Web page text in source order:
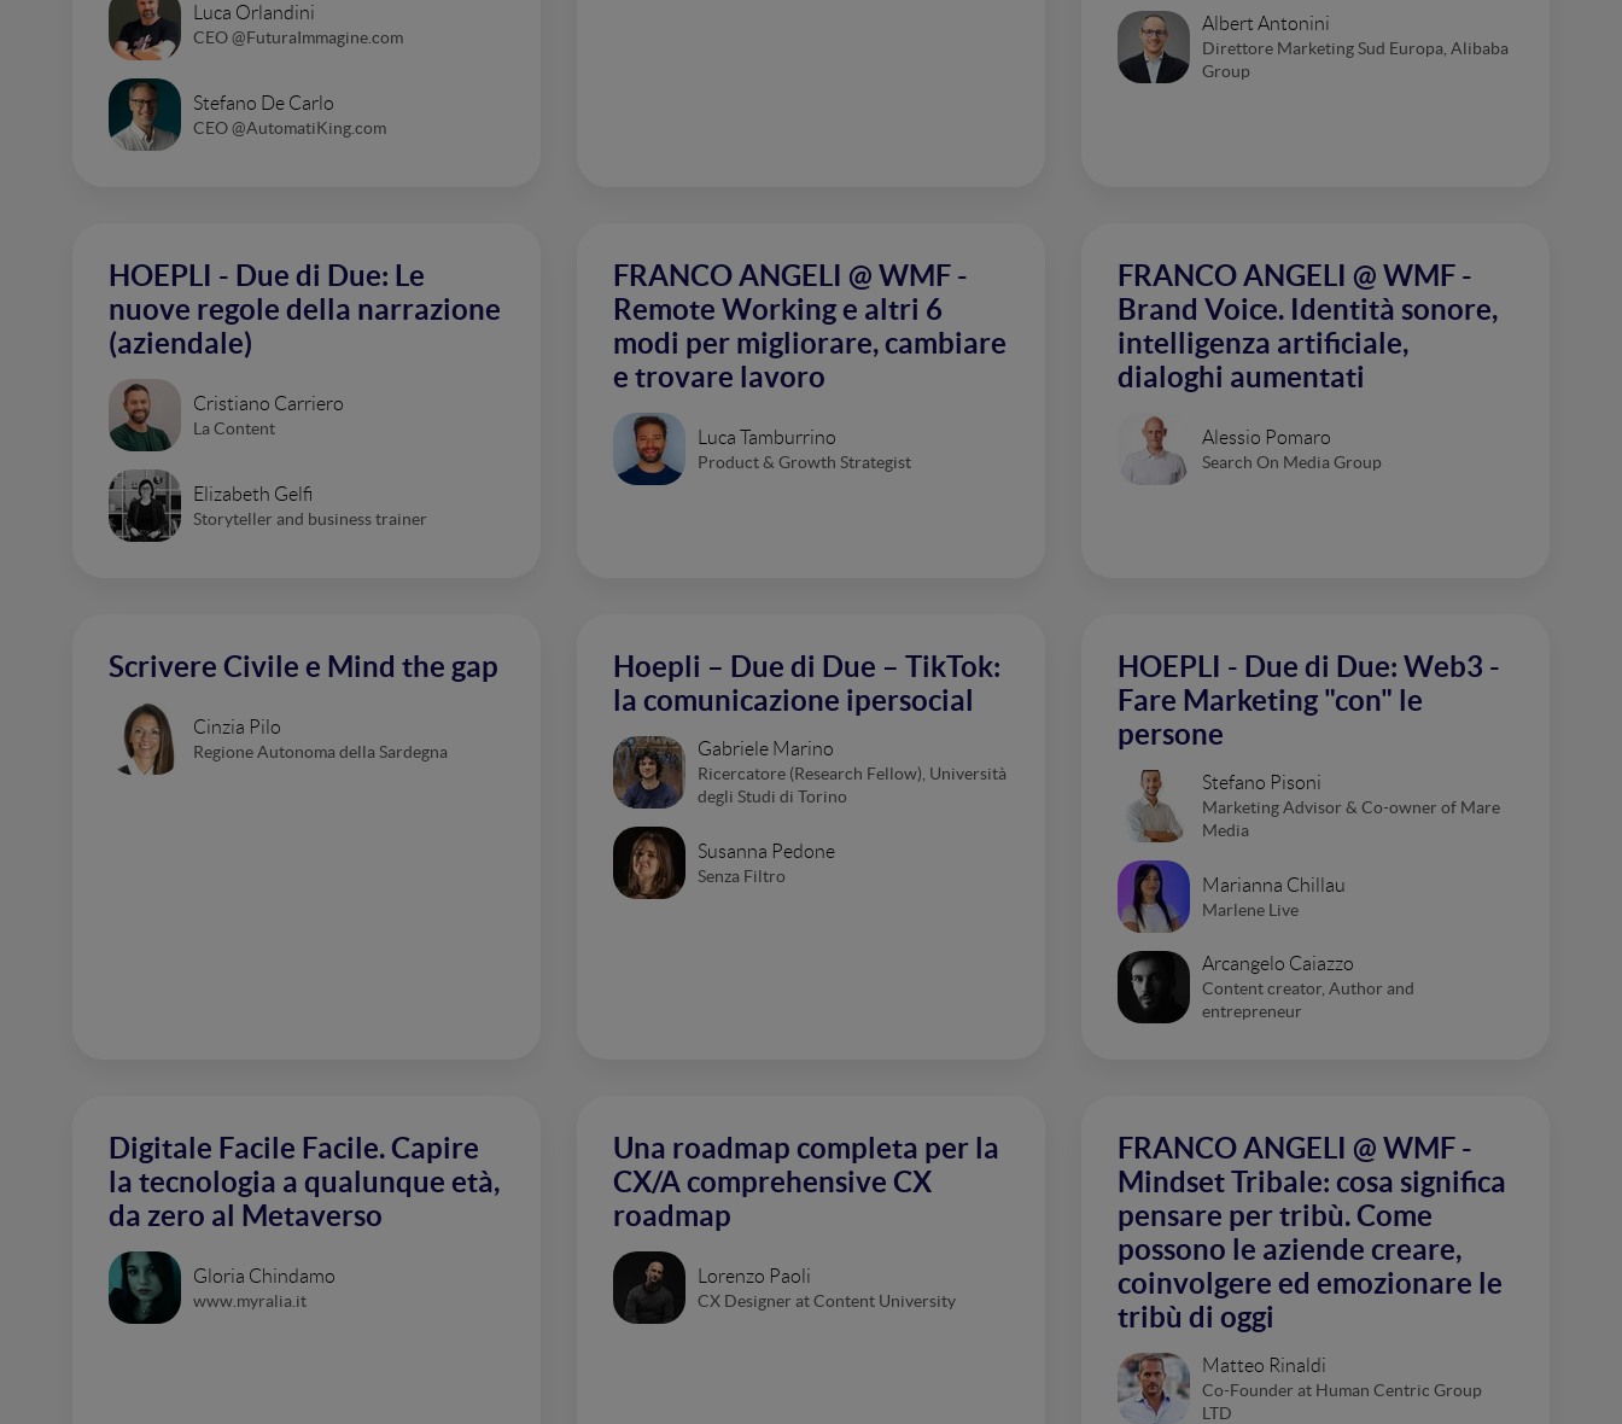
Luca Orlandini
CEO @FuturaImmagine.com
Stefano De Carlo
CEO @AutomatiKing.com
Albert Antonini
Direttore Marketing Sud Europa, Alibaba
Group
HOEPLI - Due di Due: Le
nuove regole della narrazione
(aziendale)
Cristiano Carriero
La Content
Elizabeth Gelfi
Storyteller and business trainer
FRANCO ANGELI @ WMF -
Remote Working e altri 6
modi per migliorare, cambiare
e trovare lavoro
Luca Tamburrino
Product & Growth Strategist
FRANCO ANGELI @ WMF -
Brand Voice. Identità sonore,
intelligenza artificiale,
dialoghi aumentati
Alessio Pomaro
Search On Media Group
Scrivere Civile e Mind the gap
Cinzia Pilo
Regione Autonoma della Sardegna
Hoepli – Due di Due – TikTok:
la comunicazione ipersocial
Gabriele Marino
Ricercatore (Research Fellow), Università
degli Studi di Torino
Susanna Pedone
Senza Filtro
HOEPLI - Due di Due: Web3 -
Fare Marketing "con" le
persone
Stefano Pisoni
Marketing Advisor & Co-owner of Mare
Media
Marianna Chillau
Marlene Live
Arcangelo Caiazzo
Content creator, Author and
entrepreneur
Digitale Facile Facile. Capire
la tecnologia a qualunque età,
da zero al Metaverso
Gloria Chindamo
www.myralia.it
Una roadmap completa per la
CX/A comprehensive CX
roadmap
Lorenzo Paoli
CX Designer at Content University
FRANCO ANGELI @ WMF -
Mindset Tribale: cosa significa
pensare per tribù. Come
possono le aziende creare,
coinvolgere ed emozionare le
tribù di oggi
Matteo Rinaldi
Co-Founder at Human Centric Group
LTD